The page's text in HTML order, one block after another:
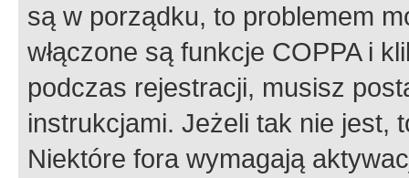
są w porządku, to problemem
włączone są funkcje COPPA i
podczas rejestracji, musisz
instrukcjami. Jeżeli tak nie jest,
Niektóre fora wymagają